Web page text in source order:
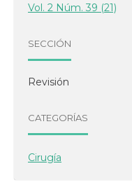
Vol. 2 Núm. 39 (21)
SECCIÓN
Revisión
CATEGORÍAS
Cirugía